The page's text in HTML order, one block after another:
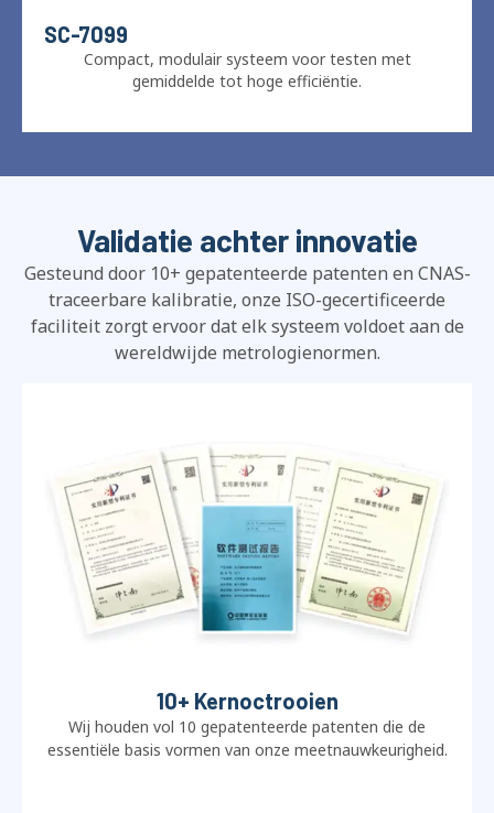
SC-7099
Compact, modulair systeem voor testen met
gemiddelde tot hoge efficiëntie.
Validatie achter innovatie
Gesteund door 10+ gepatenteerde patenten en CNAS-
traceerbare kalibratie, onze ISO-gecertificeerde
faciliteit zorgt ervoor dat elk systeem voldoet aan de
wereldwijde metrologienormen.
10+ Kernoctrooien
Wij houden vol 10 gepatenteerde patenten die de
essentiële basis vormen van onze meetnauwkeurigheid.